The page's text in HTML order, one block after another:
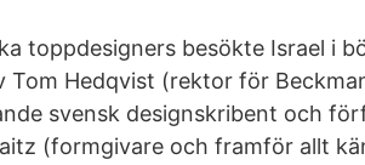
toppdesigners besökte Israel i
Tom Hedqvist (rektor för
svensk designskribent och
(formgivare och framför allt